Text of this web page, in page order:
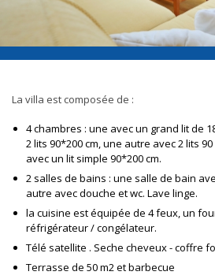
La villa est composée de :
4 chambres : une avec un grand lit de
2 lits 90*200 cm, une autre avec 2 lits
avec un lit simple 90*200 cm.
2 salles de bains : une salle de bain
autre avec douche et wc. Lave linge.
la cuisine est équipée de 4 feux, un
réfrigérateur / congélateur.
Télé satellite . Seche cheveux - coffre
Terrasse de 50 m2 et barbecue